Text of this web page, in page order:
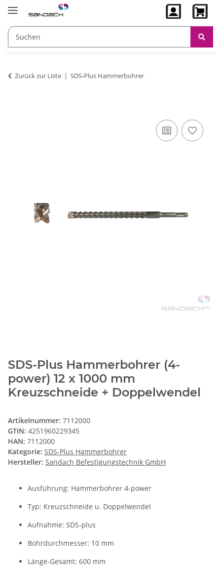
Zurück zur Liste SDS-Plus Hammerbohrer
SDS-Plus Hammerbohrer (4-
power) 12 x 1000 mm
Kreuzschneide + Doppelwendel
Artikelnummer: 7112000
GTIN: 4251960229345
HAN: 7112000
Kategorie: SDS-Plus Hammerbohrer
Hersteller: Sandach Befestigungstechnik GmbH
Ausführung: Hammerbohrer 4-power
Typ: Kreuzschneide u. Doppelwendel
Aufnahme: SDS-plus
Bohrdurchmesser: 10 mm
Länge-Gesamt: 600 mm